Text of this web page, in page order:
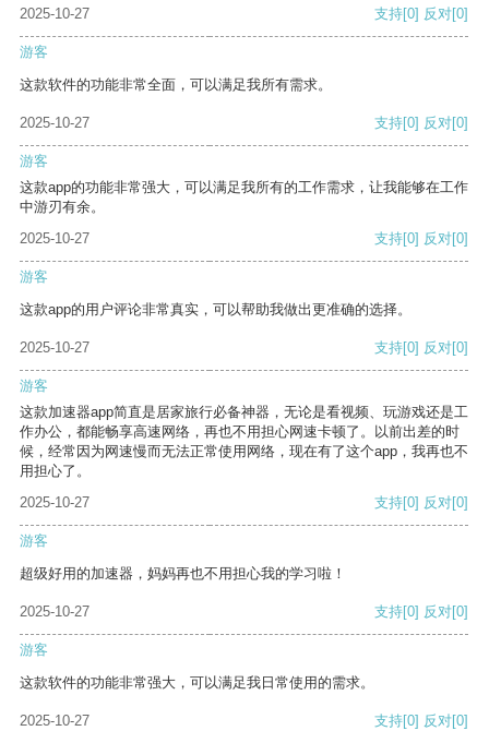
2025-10-27
支持[0] 反对[0]
游客
这款软件的功能非常全面，可以满足我所有需求。
2025-10-27 支持[0] 反对[0]
游客
这款app的功能非常强大，可以满足我所有的工作需求，让我能够在工作
中游刃有余。
2025-10-27
支持[0] 反对[0]
游客
这款app的用户评论非常真实，可以帮助我做出更准确的选择。
2025-10-27 支持[0] 反对[0]
游客
这款加速器app简直是居家旅行必备神器，无论是看视频、玩游戏还是工
作办公，都能畅享高速网络，再也不用担心网速卡顿了。以前出差的时
候，经常因为网速慢而无法正常使用网络，现在有了这个app，我再也不
用担心了。
2025-10-27
支持[0] 反对[0]
游客
超级好用的加速器，妈妈再也不用担心我的学习啦！
2025-10-27 支持[0] 反对[0]
游客
这款软件的功能非常强大，可以满足我日常使用的需求。
2025-10-27 支持[0] 反对[0]